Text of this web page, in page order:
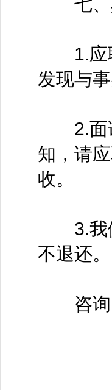
1.应聘
发现与
2.面试
知，请
收。
3.我们
不退还。
咨询